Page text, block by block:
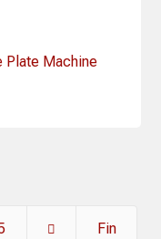
Plate Machine
Fin